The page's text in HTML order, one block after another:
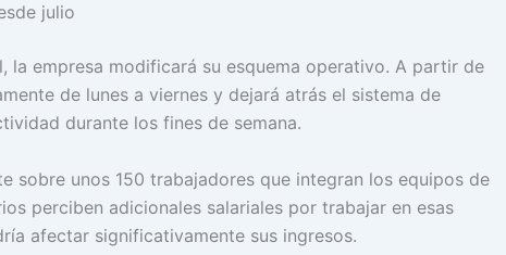
julio
la empresa modificará su esquema operativo. A partir de
de lunes a viernes y dejará atrás el sistema de
durante los fines de semana.
sobre unos 150 trabajadores que integran los equipos de
perciben adicionales salariales por trabajar en esas
afectar significativamente sus ingresos.